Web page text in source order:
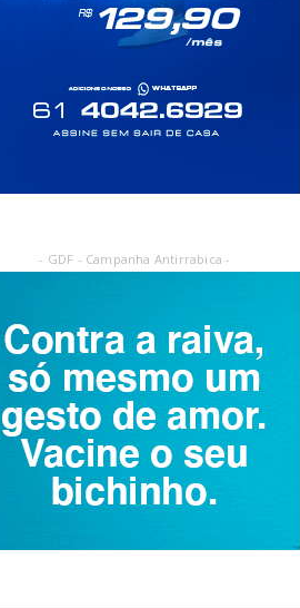
- GDF - Campanha Antirrabica -